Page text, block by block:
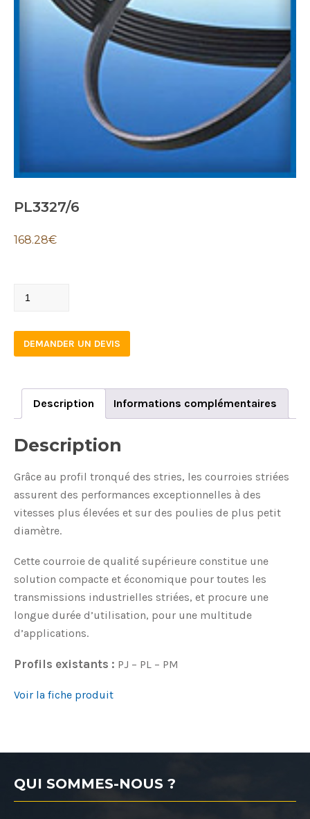
PL3327/6
168.28€
PL3327/6
DEMANDER UN DEVIS
Description Informations complémentaires
Description
Grâce au profil tronqué des stries, les courroies striées
assurent des performances exceptionnelles à des
vitesses plus élevées et sur des poulies de plus petit
diamètre.
Cette courroie de qualité supérieure constitue une
solution compacte et économique pour toutes les
transmissions industrielles striées, et procure une
longue durée d’utilisation, pour une multitude
d’applications.
Profils existants : PJ – PL – PM
Voir la fiche produit
QUI SOMMES-NOUS ?